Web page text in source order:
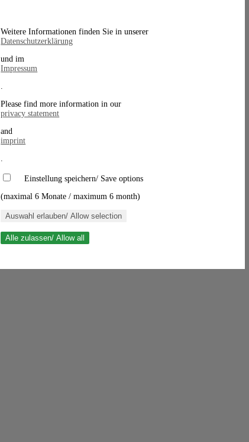
Weitere Informationen finden Sie in unserer
Datenschutzerklärung
und im
Impressum
.
Please find more information in our
privacy statement
and
imprint
.
Einstellung speichern/ Save options
(maximal 6 Monate / maximum 6 month)
Auswahl erlauben/ Allow selection
Alle zulassen/ Allow all